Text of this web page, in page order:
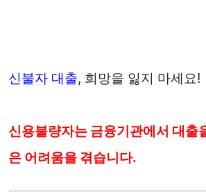
신불자 대출, 희망을 잃지 마세요!
신용불량자는 금융기관에서 대출
은 어려움을 겪습니다.